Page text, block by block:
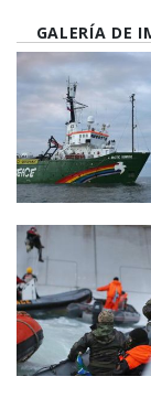
GALERÍA DE